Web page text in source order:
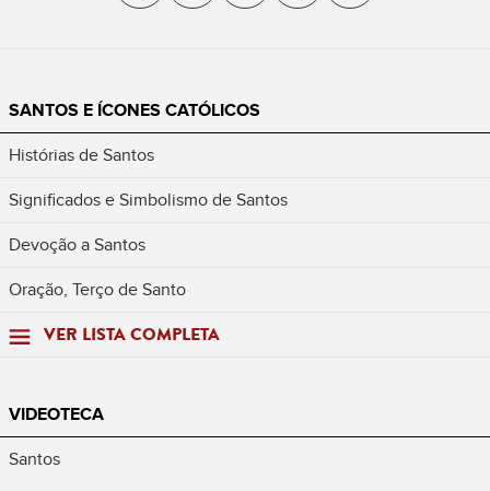
SANTOS E ÍCONES CATÓLICOS
Histórias de Santos
Significados e Simbolismo de Santos
Devoção a Santos
Oração, Terço de Santo
VER LISTA COMPLETA
VIDEOTECA
Santos